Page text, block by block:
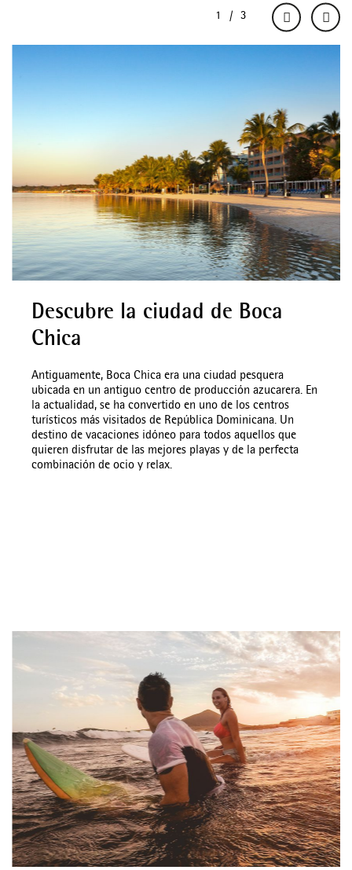
Descubre la ciudad de Boca
Chica
Antiguamente, Boca Chica era una ciudad pesquera
ubicada en un antiguo centro de producción azucarera. En
la actualidad, se ha convertido en uno de los centros
turísticos más visitados de República Dominicana. Un
destino de vacaciones idóneo para todos aquellos que
quieren disfrutar de las mejores playas y de la perfecta
combinación de ocio y relax.